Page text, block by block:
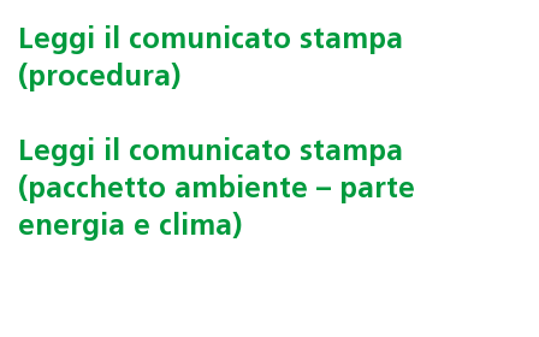
Leggi il comunicato stampa
(procedura)
Leggi il comunicato stampa
(pacchetto ambiente – parte
energia e clima)